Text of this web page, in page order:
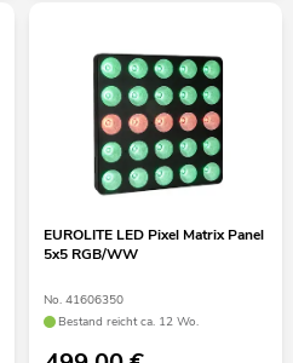
EUROLITE LED Pixel Matrix Panel
5x5 RGB/WW
No. 41606350
Bestand reicht ca. 12 Wo.